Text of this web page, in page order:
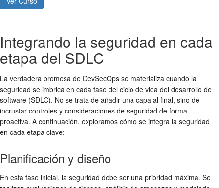
Integrando la seguridad en cada
etapa del SDLC
La verdadera promesa de DevSecOps se materializa cuando la
seguridad se imbrica en cada fase del ciclo de vida del desarrollo de
software (SDLC). No se trata de añadir una capa al final, sino de
incrustar controles y consideraciones de seguridad de forma
proactiva. A continuación, exploramos cómo se integra la seguridad
en cada etapa clave:
Planificación y diseño
En esta fase inicial, la seguridad debe ser una prioridad máxima. Se